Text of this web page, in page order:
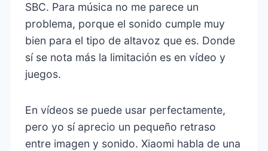
SBC. Para música no me parece un
problema, porque el sonido cumple muy
bien para el tipo de altavoz que es. Donde
sí se nota más la limitación es en vídeo y
juegos.
En vídeos se puede usar perfectamente,
pero yo sí aprecio un pequeño retraso
entre imagen y sonido. Xiaomi habla de una